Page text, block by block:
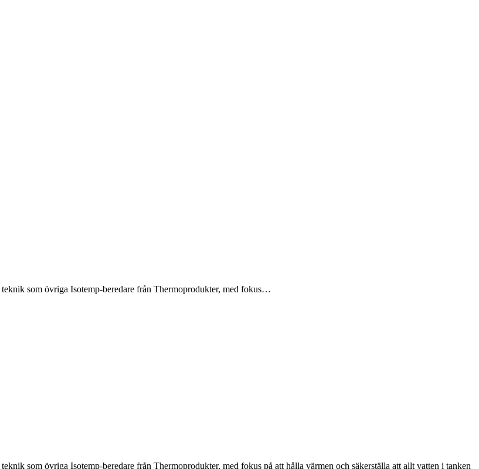
som övriga Isotemp-beredare från Thermoprodukter, med fokus…
som övriga Isotemp-beredare från Thermoprodukter, med fokus på att hålla värmen och säkerställa att allt vatten i tanken